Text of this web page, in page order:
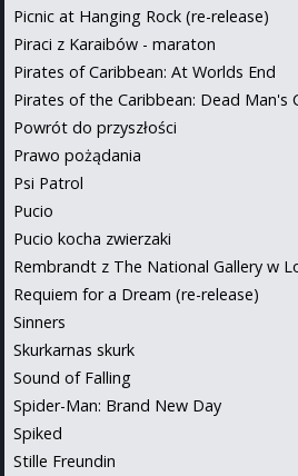
Picnic at Hanging Rock (re-release)
Piraci z Karaibów - maraton
Pirates of Caribbean: At Worlds End
Pirates of the Caribbean: Dead Man's
Powrót do przyszłości
Prawo pożądania
Psi Patrol
Pucio
Pucio kocha zwierzaki
Rembrandt z The National Gallery w
Requiem for a Dream (re-release)
Sinners
Skurkarnas skurk
Sound of Falling
Spider-Man: Brand New Day
Spiked
Stille Freundin